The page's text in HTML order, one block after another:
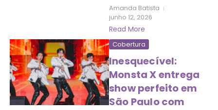
Amanda Batista
junho 12, 2026
Read More
Cobertura
Inesquecível:
Monsta X entrega
show perfeito em
São Paulo com